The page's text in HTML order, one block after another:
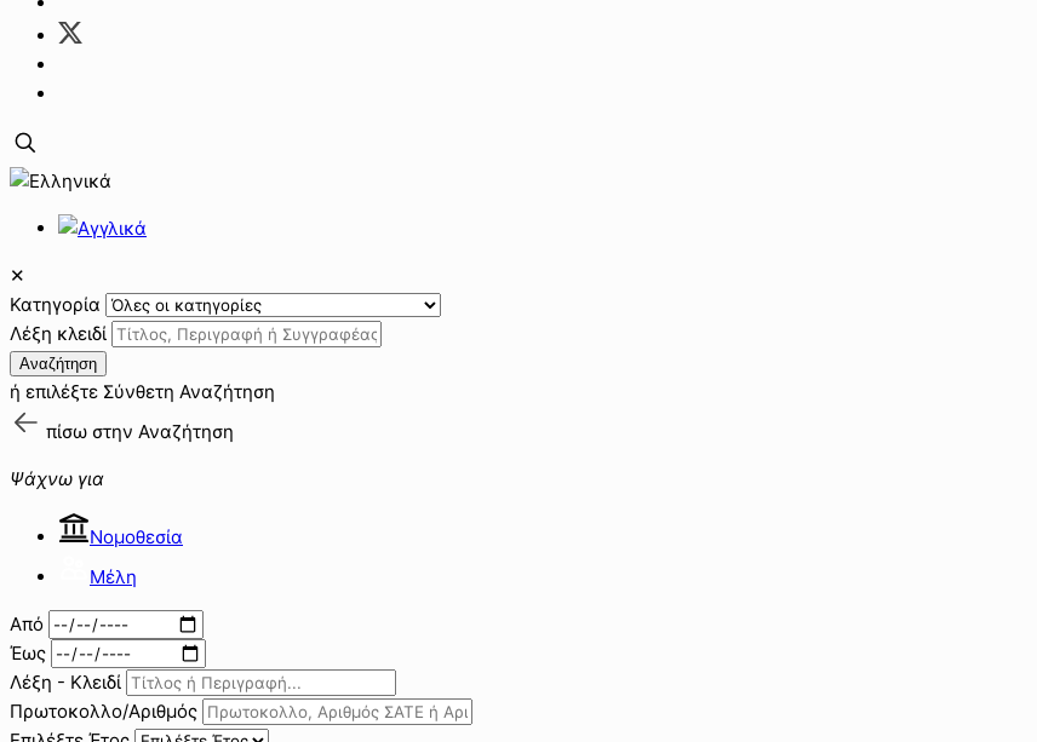
✕
Κατηγορία
Λέξη κλειδί
Αναζήτηση
ή επιλέξτε Σύνθετη Αναζήτηση
πίσω στην Αναζήτηση
Ψάχνω για
Νομοθεσία
Μέλη
Από
Έως
Λέξη - Κλειδί
Πρωτοκολλο/Αριθμός